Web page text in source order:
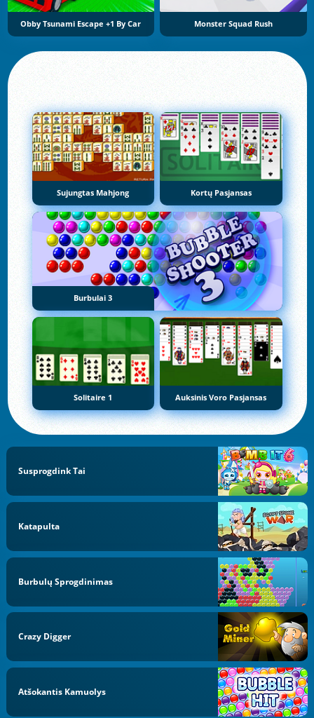
Obby Tsunami Escape +1 By Car Monster Squad Rush
Sujungtas Mahjong Kortų Pasjansas
Burbulai 3
Solitaire 1 Auksinis Voro Pasjansas
Susprogdink Tai
Katapulta
Burbulų Sprogdinimas
Crazy Digger
Atšokantis Kamuolys